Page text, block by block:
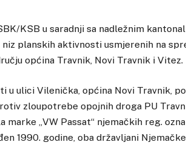
KSB u saradnji sa nadležnim
planskih aktivnosti usmjerenih na
općina Travnik, Novi Travnik i Vitez.
u ulici Vilenička, općina Novi Travnik,
zloupotrebe opojnih droga PU
„VW Passat“ njemačkih reg.
1990. godine, oba državljani